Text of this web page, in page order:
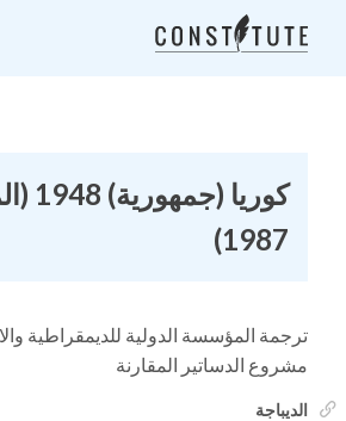
كوريا
1987)
ترجمة المؤسسة الدولية للديمقراطية
مشروع الدساتير المقارنة
الديباجة